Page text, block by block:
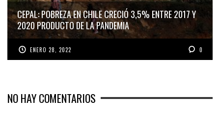
CEPAL: POBREZA EN CHILE CRECIÓ 3,5% ENTRE 2017 Y
2020 PRODUCTO DE LA PANDEMIA
ENERO 28, 2022 0
NO HAY COMENTARIOS